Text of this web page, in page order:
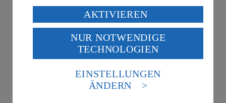
Verarbeitung deiner personenbezogenen Daten in den
USA durch Facebook und YouTube:
Wenn du auf „Aktivieren“ klickst, willigst du im Sinne
des Art. 49 Abs. 1 Satz 1 lit. a) DSGVO ein, dass deine
Daten in den USA verarbeitet werden. Der EuGH sieht
die USA als Land mit einem nach europäischen
Standards nicht angemessenen Datenschutzniveau an.
Es besteht das Risiko eines Zugriffs durch US-
AKTIVIEREN
NUR NOTWENDIGE
TECHNOLOGIEN
EINSTELLUNGEN
ÄNDERN